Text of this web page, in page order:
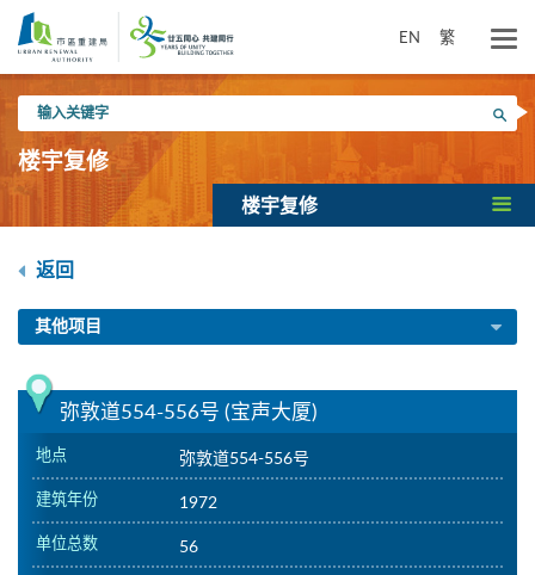
内
EN 繁
入
关
键
搜寻
楼宇复修
楼宇复修
返回
其他项目
弥敦道554-556号 (宝声大厦)
地点 弥敦道554-556号
建筑年份 1972
单位总数 56